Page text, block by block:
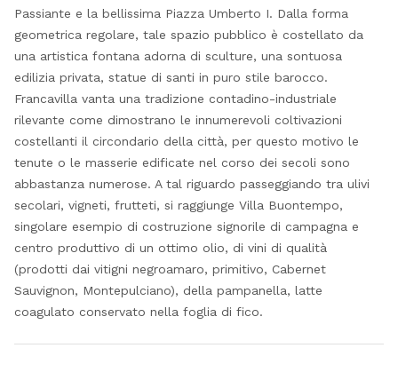
Passiante e la bellissima Piazza Umberto I. Dalla forma
geometrica regolare, tale spazio pubblico è costellato da
una artistica fontana adorna di sculture, una sontuosa
edilizia privata, statue di santi in puro stile barocco.
Francavilla vanta una tradizione contadino-industriale
rilevante come dimostrano le innumerevoli coltivazioni
costellanti il circondario della città, per questo motivo le
tenute o le masserie edificate nel corso dei secoli sono
abbastanza numerose. A tal riguardo passeggiando tra ulivi
secolari, vigneti, frutteti, si raggiunge Villa Buontempo,
singolare esempio di costruzione signorile di campagna e
centro produttivo di un ottimo olio, di vini di qualità
(prodotti dai vitigni negroamaro, primitivo, Cabernet
Sauvignon, Montepulciano), della pampanella, latte
coagulato conservato nella foglia di fico.